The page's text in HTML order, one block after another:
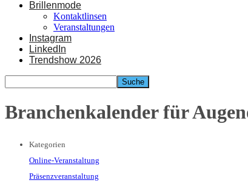
Brillenmode
Kontaktlinsen
Veranstaltungen
Instagram
LinkedIn
Trendshow 2026
Branchenkalender für
Kategorien
Online-Veranstaltung
Präsenzveranstaltung